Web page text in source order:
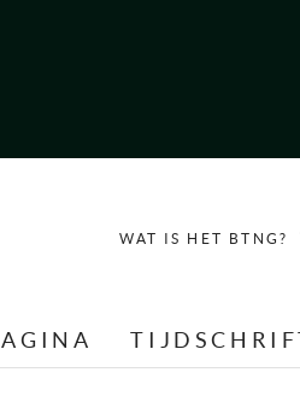
WAT IS HET BTNG?